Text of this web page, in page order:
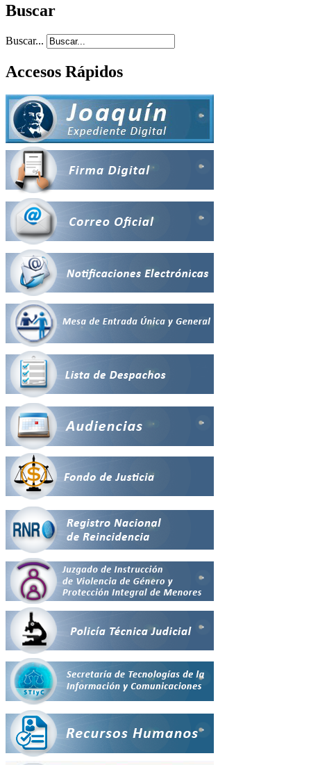
Buscar
Buscar...
Accesos Rápidos